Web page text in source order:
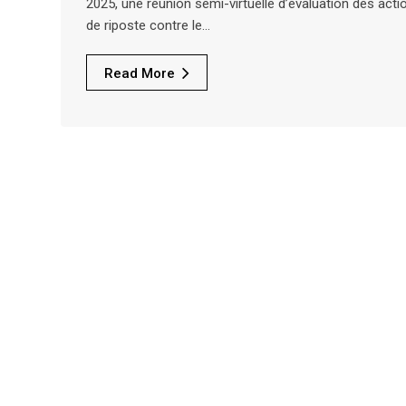
2025, une réunion semi-virtuelle d’évaluation des
de riposte contre le…
Read More